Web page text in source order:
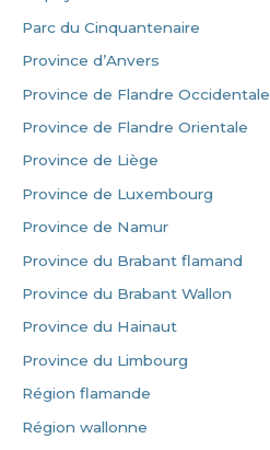
Parc du Cinquantenaire
Province d’Anvers
Province de Flandre Occidentale
Province de Flandre Orientale
Province de Liège
Province de Luxembourg
Province de Namur
Province du Brabant flamand
Province du Brabant Wallon
Province du Hainaut
Province du Limbourg
Région flamande
Région wallonne